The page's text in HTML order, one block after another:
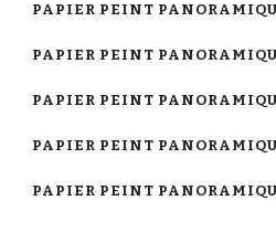
PAPIER PEINT
PAPIER PEINT
PAPIER PEINT
PAPIER PEINT
PAPIER PEINT